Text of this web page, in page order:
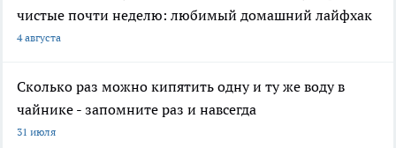
чистые почти неделю: любимый домашний лайфхак
4 августа
Сколько раз можно кипятить одну и ту же воду в
чайнике - запомните раз и навсегда
31 июля